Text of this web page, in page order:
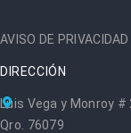
AVISO DE PRIVACIDAD
DIRECCIÓN
Luis Vega y Monroy
Qro. 76079